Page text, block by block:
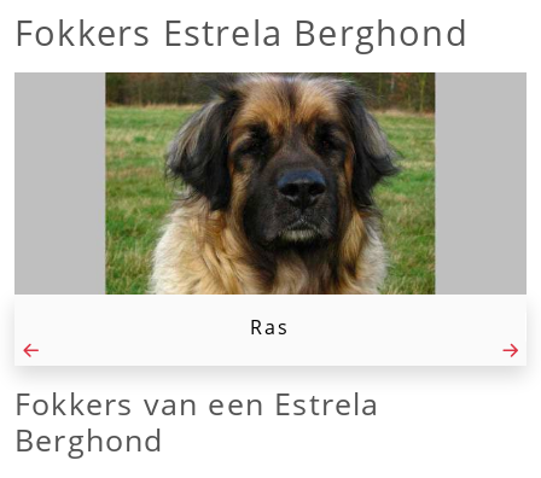
Fokkers Estrela Berghond
Ras
Fokkers van een Estrela
Berghond